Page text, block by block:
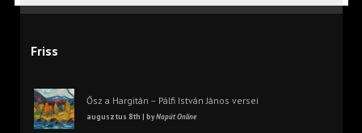
Friss
Ősz a Hargitán – Pálfi István János versei
augusztus 8th | byNapút Online